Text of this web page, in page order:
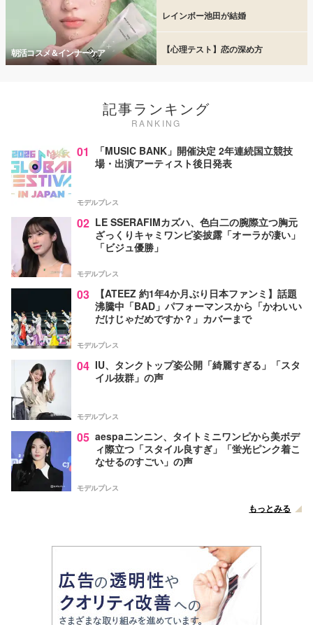
朝活コスメ＆インナーケア
レインボー池田が結婚
【心理テスト】恋の深め方
記事ランキング
RANKING
01
「MUSIC BANK」開催決定 2年連続国立競技
場・出演アーティスト後日発表
モデルプレス
02 LE SSERAFIMカズハ、色白二の腕際立つ胸元
ざっくりキャミワンピ姿披露「オーラが凄い」
「ビジュ優勝」
モデルプレス
03
【ATEEZ 約1年4か月ぶり日本ファンミ】話題
沸騰中「BAD」パフォーマンスから「かわいい
だけじゃだめですか？」カバーまで
モデルプレス
04 IU、タンクトップ姿公開「綺麗すぎる」「スタ
イル抜群」の声
モデルプレス
05 aespaニンニン、タイトミニワンピから美ボデ
ィ際立つ「スタイル良すぎ」「蛍光ピンク着こ
なせるのすごい」の声
モデルプレス
もっとみる